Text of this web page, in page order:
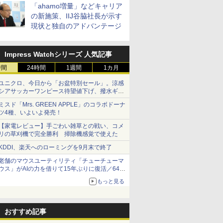
「ahamo増量」などキャリア
の新施策、IIJ谷脇社長が示す
現状と独自のアドバンテージ
Impress Watchシリーズ 人気記事
24時間 1週間 1カ月
ニクロ、今日から「お盆特別セール」。涼感
アサッカーワンピース待望値下げ、撥水ギア
ョーツは1990円に
スド「Mrs. GREEN APPLE」のコラボドーナ
4種、いよいよ発売！
家電レビュー】手ごわい雑草との戦い、コメ
の草刈機で完全勝利 掃除機感覚で使えた
、楽天へのローミングを9月末で終了
舗のマウスユーティリティ「チューチューマ
ス」がAIの力を借りて15年ぶりに復活／64bit
、Windows 10/11、「Chrome」も走り回
。復活記念で2026年末まで500円
もっと見る
おすすめ記事